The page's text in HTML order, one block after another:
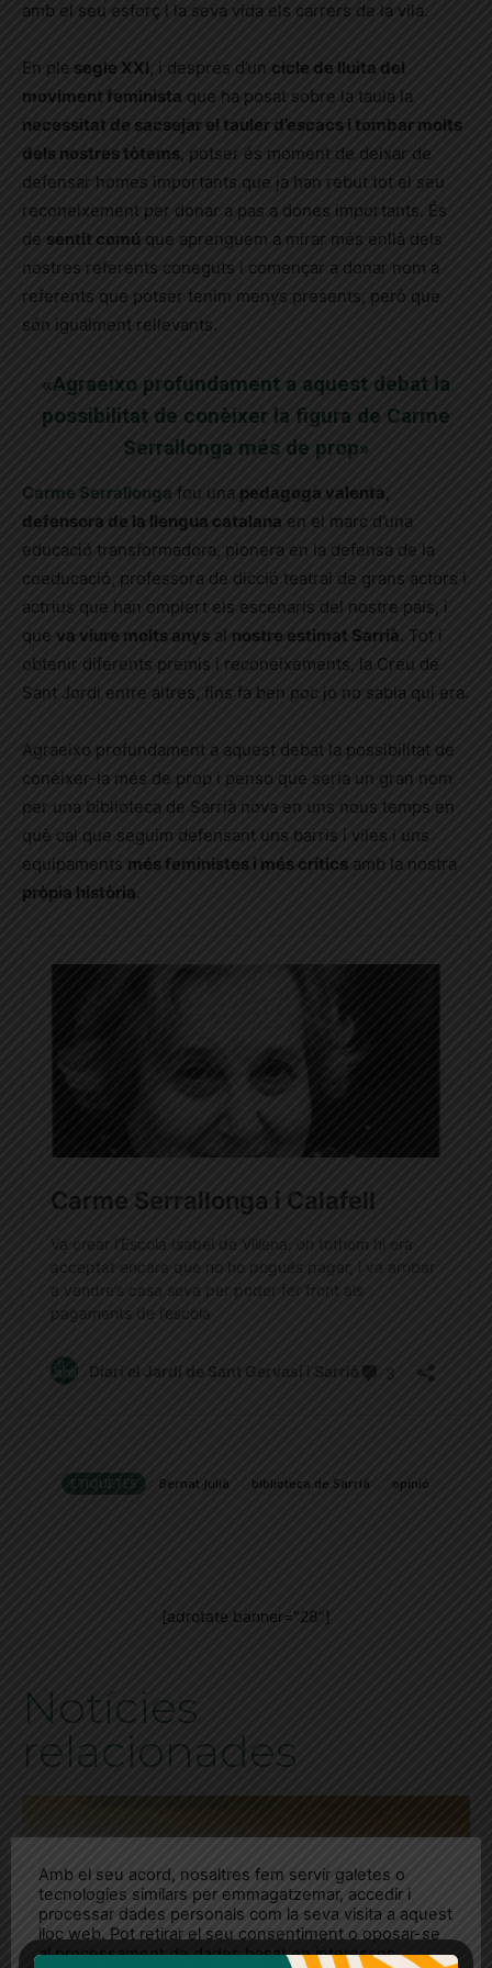
amb el seu esforç i la seva vida els carrers de la vila.
En ple segle XXI , i després d’un cicle de lluita del
moviment feminista que ha posat sobre la taula la
necessitat de sacsejar el tauler d’escacs i tombar molts
dels nostres tòtems, potser és moment de deixar de
defensar homes importants que ja han rebut tot el seu
reconeixement per donar a pas a dones importants. És
de sentit comú que aprenguem a mirar més enllà dels
nostres referents coneguts i començar a donar nom a
referents que potser tenim menys presents, però que
són igualment rellevants.
«Agraeixo profundament a aquest debat la
possibilitat de conèixer la figura de Carme
Serrallonga més de prop»
Carme Serrallonga fou una pedagoga valenta,
defensora de la llengua catalana en el marc d’una
educació transformadora, pionera en la defensa de la
coeducació, professora de dicció teatral de grans actors i
actrius que han omplert els escenaris del nostre país, i
que va viure molts anys al nostre estimat Sarrià. Tot i
obtenir diferents premis i reconeixements, la Creu de
Sant Jordi entre altres, fins fa ben poc jo no sabia qui era.
Agraeixo profundament a aquest debat la possibilitat de
conèixer-la més de prop i penso que seria un gran nom
per una biblioteca de Sarrià nova en uns nous temps en
què cal que seguim defensant uns barris i viles i uns
equipaments més feministes i més crítics amb la nostra
pròpia història
ETIQUETES Bernat Julià biblioteca de Sarrià opinió
[adrotate banner="28"]
Notícies
relacionades
Amb el seu acord, nosaltres fem servir galetes o
tecnologies similars per emmagatzemar, accedir i
processar dades personals com la seva visita a aquest
lloc web. Pot retirar el seu consentiment o oposar-se
al processament de dades basat en interessos